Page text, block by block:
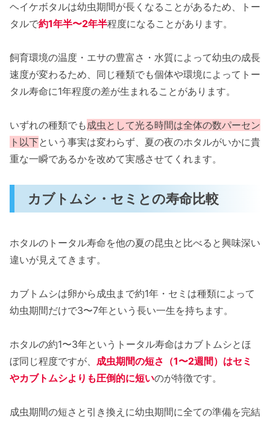
ヘイケボタルは幼虫期間が長くなることがあるため、トー
タルで約1年半〜2年半程度になることがあります。
飼育環境の温度・エサの豊富さ・水質によって幼虫の成長
速度が変わるため、同じ種類でも個体や環境によってトー
タル寿命に1年程度の差が生まれることがあります。
いずれの種類でも成虫として光る時間は全体の数パーセン
ト以下という事実は変わらず、夏の夜のホタルがいかに貴
重な一瞬であるかを改めて実感させてくれます。
カブトムシ・セミとの寿命比較
ホタルのトータル寿命を他の夏の昆虫と比べると興味深い
違いが見えてきます。
カブトムシは卵から成虫まで約1年・セミは種類によって
幼虫期間だけで3〜7年という長い一生を持ちます。
ホタルの約1〜3年というトータル寿命はカブトムシとほ
ぼ同じ程度ですが、 成虫期間の短さ（1〜2週間）はセミ
やカブトムシよりも圧倒的に短いのが特徴です。
成虫期間の短さと引き換えに幼虫期間に全ての準備を完結